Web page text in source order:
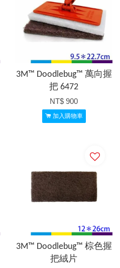
3M™ Doodlebug™ 萬向握
把 6472
NT$ 900
加入購物車
3M™ Doodlebug™ 棕色握
把絨片